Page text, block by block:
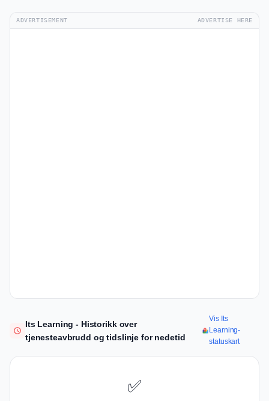
ADVERTISEMENT ADVERTISE HERE
Its Learning - Historikk over
tjenesteavbrudd og tidslinje for nedetid
Vis Its
Learning-
statuskart
✅